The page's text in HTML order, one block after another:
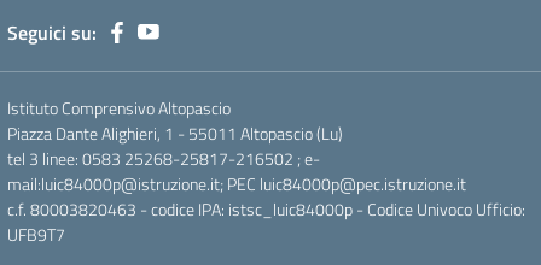
Seguici su:
Istituto Comprensivo Altopascio
Piazza Dante Alighieri, 1 - 55011 Altopascio (Lu)
tel 3 linee: 0583 25268-25817-216502 ; e-
mail:luic84000p@istruzione.it; PEC luic84000p@pec.istruzione.it
c.f. 80003820463 - codice IPA: istsc_luic84000p - Codice Univoco Ufficio:
UFB9T7